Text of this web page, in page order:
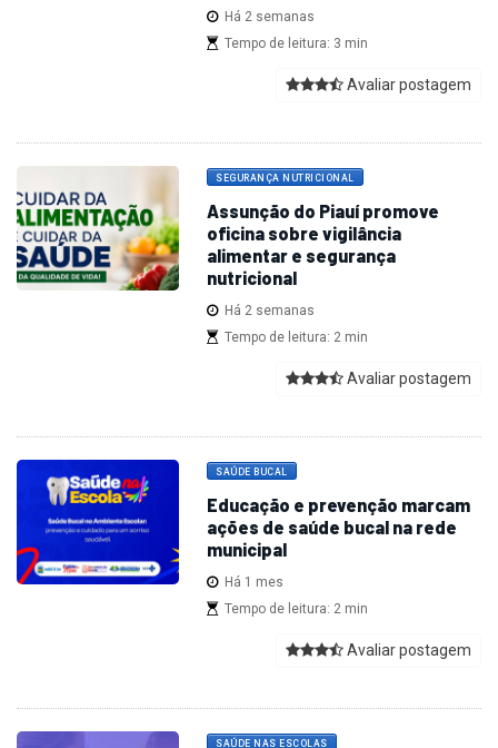
Há 2 semanas
Tempo de leitura: 3 min
Avaliar postagem
SEGURANÇA NUTRICIONAL
Assunção do Piauí promove
oficina sobre vigilância
alimentar e segurança
nutricional
Há 2 semanas
Tempo de leitura: 2 min
Avaliar postagem
SAÚDE BUCAL
Educação e prevenção marcam
ações de saúde bucal na rede
municipal
Há 1 mes
Tempo de leitura: 2 min
Avaliar postagem
SAÚDE NAS ESCOLAS